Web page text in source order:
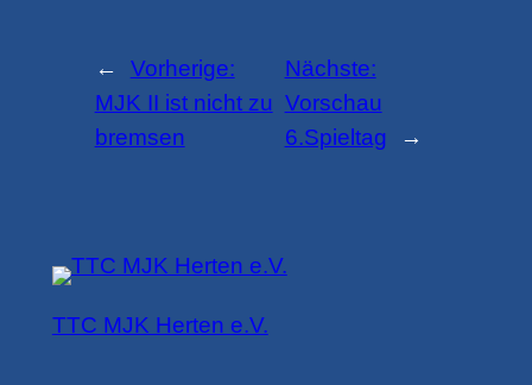
←
Vorherige:
MJK II ist nicht zu
bremsen
Nächste:
Vorschau
6.Spieltag
→
TTC MJK Herten e.V.